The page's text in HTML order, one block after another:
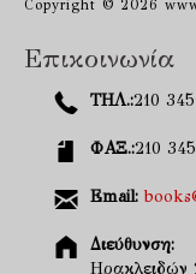
Copyright © 2026
Επικοινωνία
ΤΗΛ.:210
ΦΑΞ.:210
Email:
Διεύθυνση:
Ηρακλειδών